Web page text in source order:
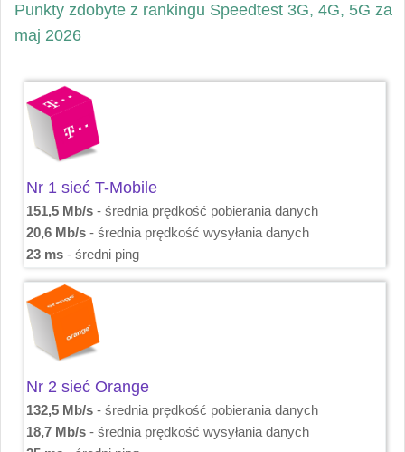
Punkty zdobyte z rankingu Speedtest 3G, 4G, 5G za
maj 2026
Nr 1 sieć T-Mobile
151,5 Mb/s - średnia prędkość pobierania danych
20,6 Mb/s - średnia prędkość wysyłania danych
23 ms - średni ping
Nr 2 sieć Orange
132,5 Mb/s - średnia prędkość pobierania danych
18,7 Mb/s - średnia prędkość wysyłania danych